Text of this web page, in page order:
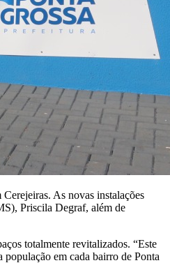
As novas instalações
Priscila Degraf, além de
totalmente revitalizados. “Este
população em cada bairro de Ponta